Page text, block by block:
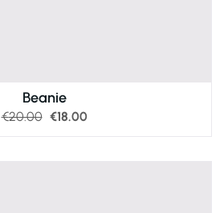
Beanie
€20.00 €18.00